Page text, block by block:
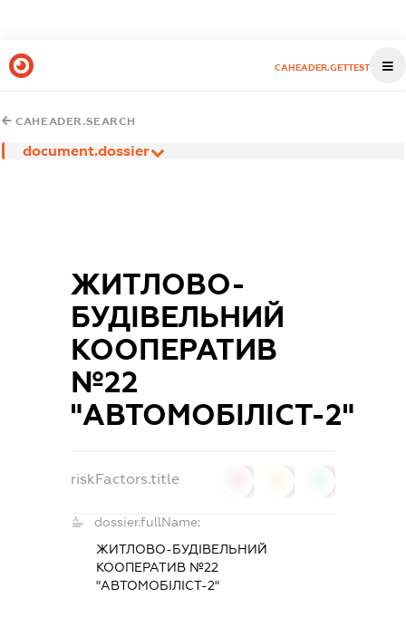
CAHEADER.GETTEST
CAHEADER.SEARCH
document.dossier
ЖИТЛОВО-
БУДІВЕЛЬНИЙ
КООПЕРАТИВ
№22
"АВТОМОБІЛІСТ-2"
riskFactors.title
dossier.fullName:
ЖИТЛОВО-БУДІВЕЛЬНИЙ
КООПЕРАТИВ №22
"АВТОМОБІЛІСТ-2"